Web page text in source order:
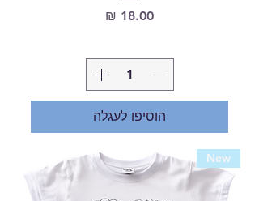
מחיר
הוסיפו לעגלה
New